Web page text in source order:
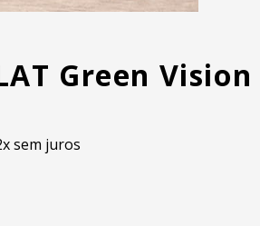
Green
sem juros